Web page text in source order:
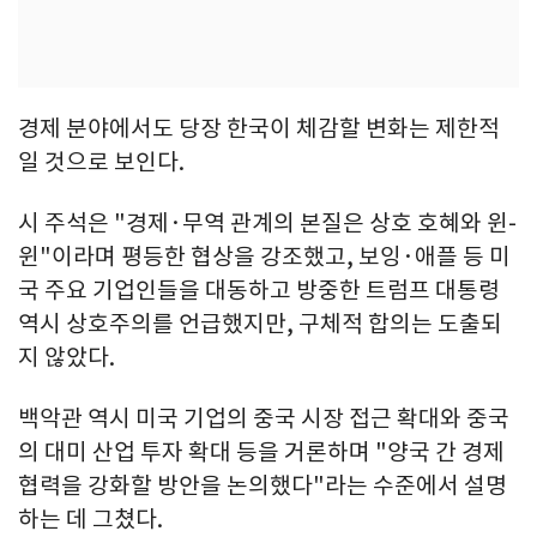
경제 분야에서도 당장 한국이 체감할 변화는 제한적
일 것으로 보인다.
시 주석은 "경제·무역 관계의 본질은 상호 호혜와 윈-
윈"이라며 평등한 협상을 강조했고, 보잉·애플 등 미
국 주요 기업인들을 대동하고 방중한 트럼프 대통령
역시 상호주의를 언급했지만, 구체적 합의는 도출되
지 않았다.
백악관 역시 미국 기업의 중국 시장 접근 확대와 중국
의 대미 산업 투자 확대 등을 거론하며 "양국 간 경제
협력을 강화할 방안을 논의했다"라는 수준에서 설명
하는 데 그쳤다.